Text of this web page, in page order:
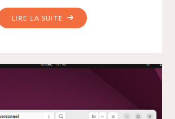
LIRE LA SUITE "MENU
DE
2026"